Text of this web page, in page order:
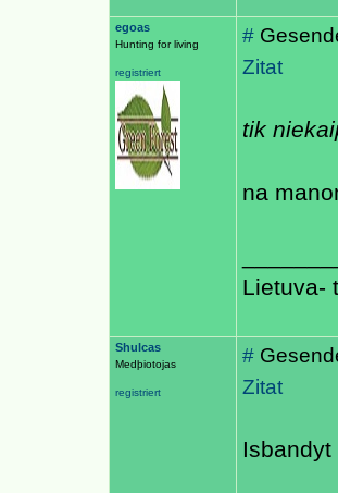
egoas
Hunting for living
registriert
#
Zitat
tik
na
Lietuva-
Shulcas
Medþiotojas
registriert
#
Zitat